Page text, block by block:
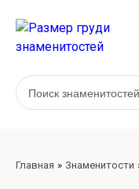
Главная Знаменитости